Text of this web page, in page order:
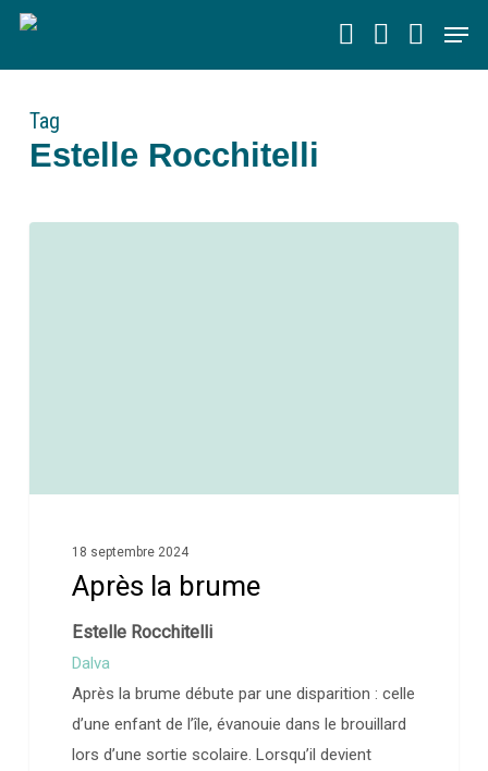
Skip
main
Tag
Estelle Rocchitelli
18 septembre 2024
Après la brume
Estelle Rocchitelli
Dalva
Après la brume débute par une disparition : celle
d’une enfant de l’île, évanouie dans le brouillard
lors d’une sortie scolaire. Lorsqu’il devient